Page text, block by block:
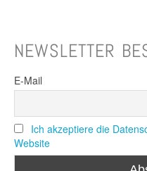
NEWSLETTER
E-Mail
Ich akzeptiere die
Website